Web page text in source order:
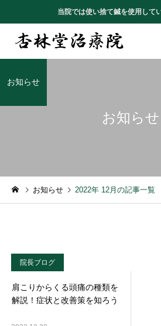
当院では使い捨て鍼を使用して
１月の休診日
お知らせ
お知らせ
お知らせ 2022年 12月の記事一覧
院長ブログ
肩こりからくる頭痛の種類を
解説！症状と改善策を知ろう